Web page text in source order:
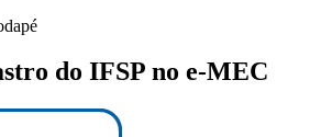
do IFSP no e-MEC